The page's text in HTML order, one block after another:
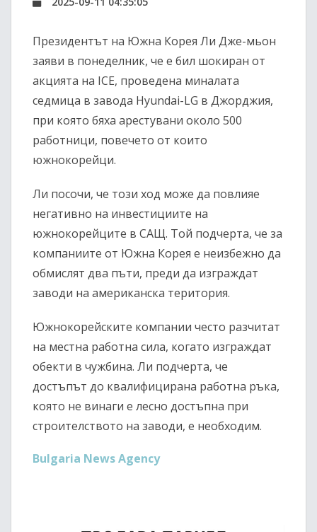
Президентът на Южна Корея Ли Дже-мьон
заяви в понеделник, че е бил шокиран от
акцията на ICE, проведена миналата
седмица в завода Hyundai-LG в Джорджия,
при която бяха арестувани около 500
работници, повечето от които
южнокорейци.
Ли посочи, че този ход може да повлияе
негативно на инвестициите на
южнокорейците в САЩ. Той подчерта, че за
компаниите от Южна Корея е неизбежно да
обмислят два пъти, преди да изграждат
заводи на американска територия.
Южнокорейските компании често разчитат
на местна работна сила, когато изграждат
обекти в чужбина. Ли подчерта, че
достъпът до квалифицирана работна ръка,
която не винаги е лесно достъпна при
строителството на заводи, е необходим.
Bulgaria News Agency